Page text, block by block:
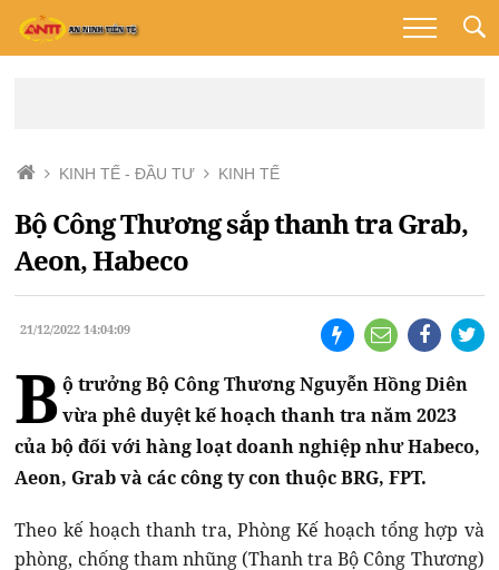
KINH TẾ - ĐẦU TƯ KINH TẾ
Bộ Công Thương sắp thanh tra Grab,
Aeon, Habeco
21/12/2022 14:04:09
B ộ trưởng Bộ Công Thương Nguyễn Hồng Diên
vừa phê duyệt kế hoạch thanh tra năm 2023
của bộ đối với hàng loạt doanh nghiệp như Habeco,
Aeon, Grab và các công ty con thuộc BRG, FPT.
Theo kế hoạch thanh tra, Phòng Kế hoạch tổng hợp và
phòng, chống tham nhũng (Thanh tra Bộ Công Thương)